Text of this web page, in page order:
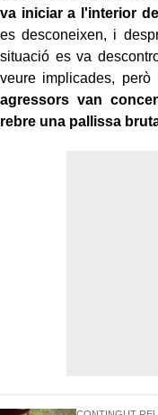
va iniciar a l'interior
es desconeixen, i
situació es va
veure implicades,
agressors van
rebre una pallissa